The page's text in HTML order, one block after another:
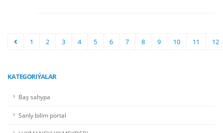
1 2 3 4 5 6 7 8 9 10 11 12
KATEGORIÝALAR
Baş sahypa
Sanly bilim portal